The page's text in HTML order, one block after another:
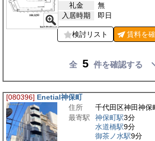
礼金
無
入居時期
即日
検討リスト 賃料を
全 5 件を確認する
[080396] Enetial神保町
住所
千代田区神田神保
最寄駅
神保町駅3分
水道橋駅9分
御茶ノ水駅9分